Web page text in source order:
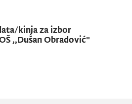
kinja za izbor
,,Dušan Obradović"